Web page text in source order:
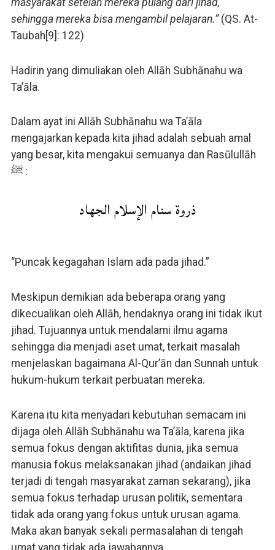
sehingga mereka bisa mengambil pelajaran.” (QS. At-
Taubah[9]: 122)
Hadirin yang dimuliakan oleh Allāh Subhānahu wa
Ta’āla.
Dalam ayat ini Allāh Subhānahu wa Ta’āla
mengajarkan kepada kita jihad adalah sebuah amal
yang besar, kita mengakui semuanya dan Rasūlullāh
ﷺ :
ذروة سنام الإسلام الجهاد
“Puncak kegagahan Islam ada pada jihad.”
Meskipun demikian ada beberapa orang yang
dikecualikan oleh Allāh, hendaknya orang ini tidak ikut
jihad. Tujuannya untuk mendalami ilmu agama
sehingga dia menjadi aset umat, terkait masalah
menjelaskan bagaimana Al-Qur’ān dan Sunnah untuk
hukum-hukum terkait perbuatan mereka.
Karena itu kita menyadari kebutuhan semacam ini
dijaga oleh Allāh Subhānahu wa Ta’āla, karena jika
semua fokus dengan aktifitas dunia, jika semua
manusia fokus melaksanakan jihad (andaikan jihad
terjadi di tengah masyarakat zaman sekarang), jika
semua fokus terhadap urusan politik, sementara
tidak ada orang yang fokus untuk urusan agama.
Maka akan banyak sekali permasalahan di tengah